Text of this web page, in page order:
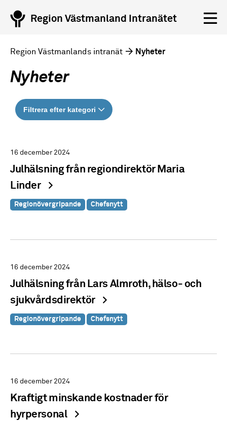
Region Västmanland Intranätet
Region Västmanlands intranät Nyheter
Nyheter
Filtrera efter kategori
16 december 2024
Julhälsning från regiondirektör Maria
Linder
Regionövergripande Chefsnytt
16 december 2024
Julhälsning från Lars Almroth, hälso- och
sjukvårdsdirektör
Regionövergripande Chefsnytt
16 december 2024
Kraftigt minskande kostnader för
hyrpersonal